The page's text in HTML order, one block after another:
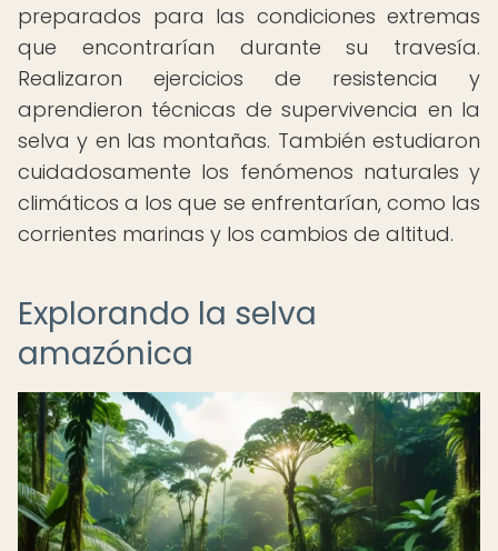
preparados para las condiciones extremas
que encontrarían durante su travesía.
Realizaron ejercicios de resistencia y
aprendieron técnicas de supervivencia en la
selva y en las montañas. También estudiaron
cuidadosamente los fenómenos naturales y
climáticos a los que se enfrentarían, como las
corrientes marinas y los cambios de altitud.
Explorando la selva
amazónica